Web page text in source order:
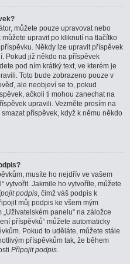
můžete pouze upravovat nebo
upravit po kliknutí na tlačítko
Někdy lze upravit příspěvek
Pokud již někdo na příspěvek
pod ním krátký text, ve kterém je
Toto bude zobrazeno pouze v
ale neobjeví se to, pokud
ačkoli ti mohou zanechat na
upravili. Vezměte prosím na
příspěvek, když k němu někdo
musíte ho nejdřív ve vašem
vytvořit. Jakmile ho vytvoříte, můžete
podpis, čímž váš podpis k
můj podpis ke všem mým
panelu“ na záložce
příspěvků“ můžete automaticky
Pokud to uděláte, můžete stále
příspěvkům tak, že během
Připojit podpis.